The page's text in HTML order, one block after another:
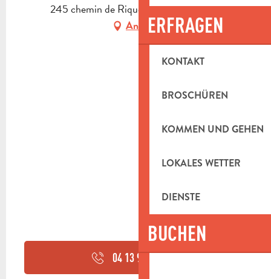
ERFRAGEN
KONTAKT
BROSCHÜREN
KOMMEN UND GEHEN
LOKALES WETTER
DIENSTE
BUCHEN
245 chemin de Riquet, 13400 Aubagne
Anfahrt
04 13 92 10▒▒